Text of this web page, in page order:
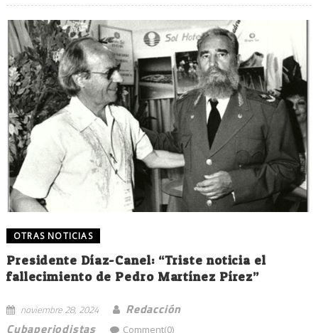
OTRAS NOTICIAS
Presidente Díaz-Canel: “Triste noticia el
fallecimiento de Pedro Martínez Pírez”
noviembre 28, 2024
Redacción
Cubaperiodistas
Comment(0)